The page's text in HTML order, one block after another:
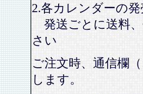
2.各カレンダーの
発送ごとに送料
さい
ご注文時、通信欄
します。